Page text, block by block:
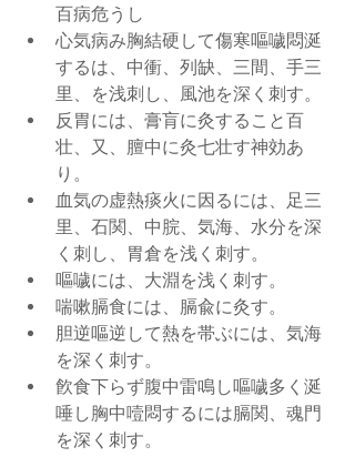
百病危うし
心気病み胸結硬して傷寒嘔噦悶涎
するは、中衝、列缺、三間、手三
里、を浅刺し、風池を深く刺す。
反胃には、膏肓に灸すること百
壮、又、膻中に灸七壮す神効あ
り。
血気の虚熱痰火に因るには、足三
里、石関、中脘、気海、水分を深
く刺し、胃倉を浅く刺す。
嘔噦には、大淵を浅く刺す。
喘嗽膈食には、膈兪に灸す。
胆逆嘔逆して熱を帯ぶには、気海
を深く刺す。
飮食下らず腹中雷鳴し嘔噦多く涎
唾し胸中噎悶するには膈関、魂門
を深く刺す。